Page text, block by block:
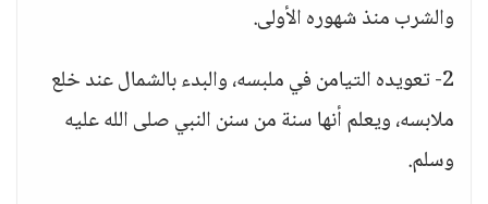
والشرب منذ شهوره الأولى.
2- تعويده التيامن في ملبسه، والبدء بالشمال عند خلع
ملابسه، ويعلم أنها سنة من سنن النبي صلى الله عليه
وسلم.